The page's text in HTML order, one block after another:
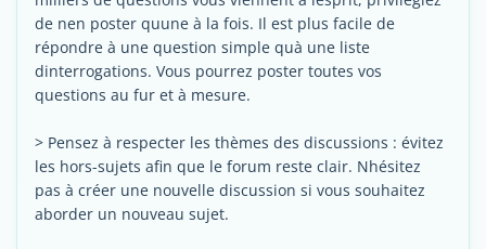
de nen poster quune à la fois. Il est plus facile de
répondre à une question simple quà une liste
dinterrogations. Vous pourrez poster toutes vos
questions au fur et à mesure.
> Pensez à respecter les thèmes des discussions : évitez
les hors-sujets afin que le forum reste clair. Nhésitez
pas à créer une nouvelle discussion si vous souhaitez
aborder un nouveau sujet.